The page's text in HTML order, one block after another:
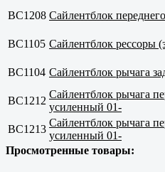
BC1208 Сайлентблок
BC1105 Сайлентблок рессоры
BC1104 Сайлентблок рычага
BC1212
Сайлентблок рычага
усиленный 01-
BC1213
Сайлентблок рычага
усиленный 01-
Просмотренные товары: